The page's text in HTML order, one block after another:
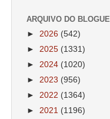
ARQUIVO DO BLOGUE
► 2026 (542)
► 2025 (1331)
► 2024 (1020)
► 2023 (956)
► 2022 (1364)
► 2021 (1196)